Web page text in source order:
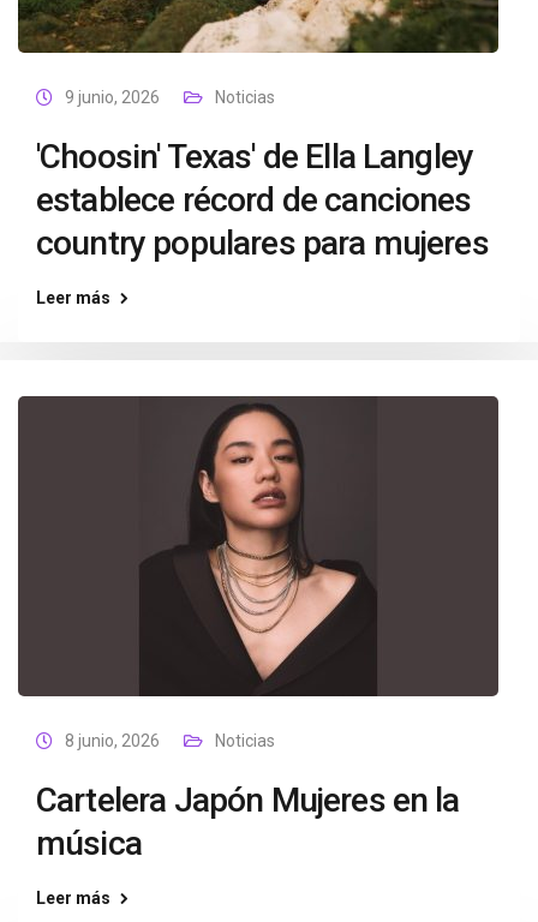
9 junio, 2026 Noticias
'Choosin' Texas' de Ella Langley
establece récord de canciones
country populares para mujeres
Leer más
8 junio, 2026 Noticias
Cartelera Japón Mujeres en la
música
Leer más